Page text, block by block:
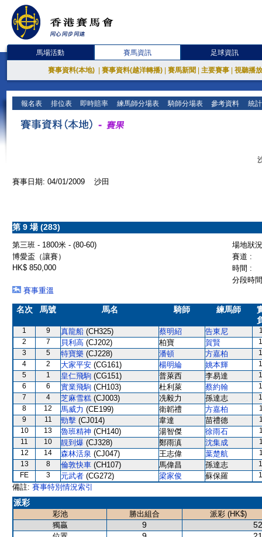
馬場活動 賽馬資訊 足球資訊
賽事資料(本地) 賽事資料(越洋轉播) 賽馬新聞 主要賽事 視聽播
報名表 排位表 即時賠率 練馬師分場表 騎師分場表 參考資料 統
賽事日期: 04/01/2009 沙田
第 9 場 (283)
第三班 - 1800米 - (80-60)
場地狀
博愛盃（讓賽）
賽道 :
HK$ 850,000
時間 :
分段時
賽事重溫
名次 馬號 馬名 騎師 練馬師
1 9 真龍船 (CH325) 蔡明紹 告東尼
2
7 貝利高 (CJ202) 柏寶 賀賢
3
5 特寶樂 (CJ228) 潘頓 方嘉柏
4
2 大家平安 (CG161) 楊明綸 姚本輝
5
1 皇仁飛駒 (CG151) 普萊西 李易達
6
6 實業飛駒 (CH103) 杜利萊 蔡約翰
7
4 芝麻雪糕 (CJ003) 冼毅力 孫達志
8
12 馬威力 (CE199) 衛韜禮 方嘉柏
9
11 勁擊 (CJ014) 韋達 苗禮德
10
13 魯班精神 (CH140) 湯智傑 徐雨石
11
10 靚到爆 (CJ328) 鄭雨滇 沈集成
12
14 森林活泉 (CJ047) 王志偉 葉楚航
13
8 倫敦快車 (CH107) 馬偉昌 孫達志
FE
3 元武者 (CG272) 梁家俊 蘇保羅
備註: 賽事特別情況索引
派彩
彩池 勝出組合
派彩 (HK$)
獨贏
9